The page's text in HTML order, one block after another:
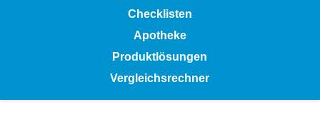
Checklisten
Apotheke
Produktlösungen
Vergleichsrechner